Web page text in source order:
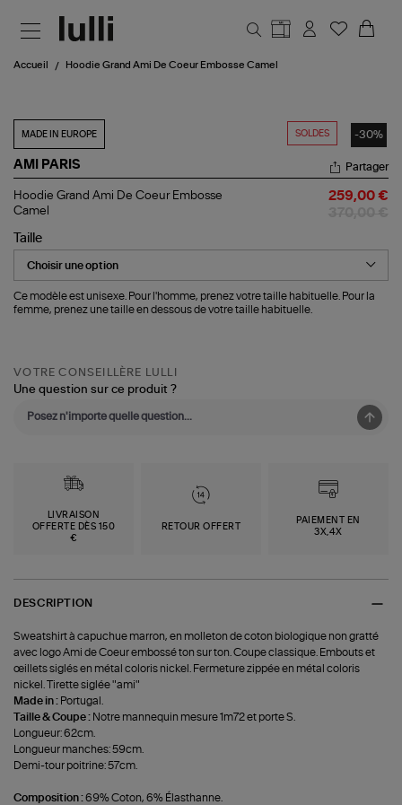
Accueil Hoodie Grand Ami De Coeur Embosse Camel
SOLDES -30%
MADE IN EUROPE
AMI PARIS
Hoodie
Grand
De
Coeur
Embosse
Camel
Partager
Hoodie Grand Ami De Coeur Embosse
Camel
259,00 €
Taille
Ce modèle est unisexe. Pour l'homme, prenez votre taille habituelle. Pour la
femme, prenez une taille en dessous de votre taille habituelle.
VOTRE CONSEILLÈRE LULLI
Une question sur ce produit ?
LIVRAISON
OFFERTE DÈS 150
€
RETOUR OFFERT
PAIEMENT EN
3X,4X
DESCRIPTION
Sweatshirt à capuchue marron, en molleton de coton biologique non gratté
avec logo Ami de Coeur embossé ton sur ton. Coupe classique. Embouts et
œillets siglés en métal coloris nickel. Fermeture zippée en métal coloris
nickel. Tirette siglée "ami"
Made in : Portugal.
Taille & Coupe : Notre mannequin mesure 1m72 et porte S.
Longueur: 62cm.
Longueur manches: 59cm.
Demi-tour poitrine: 57cm.
Composition :69% Coton, 6% Élasthanne.